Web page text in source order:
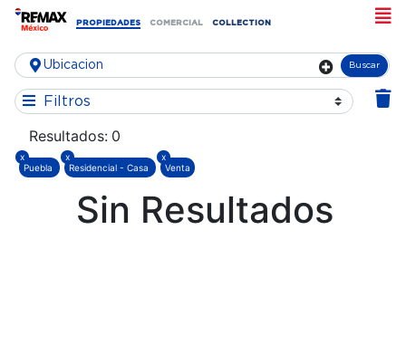
PROPIEDADES COMERCIAL COLLECTION
Buscar
Filtros
Resultados: 0
Puebla
x
Residencial - Casa
x
Venta
x
Sin Resultados